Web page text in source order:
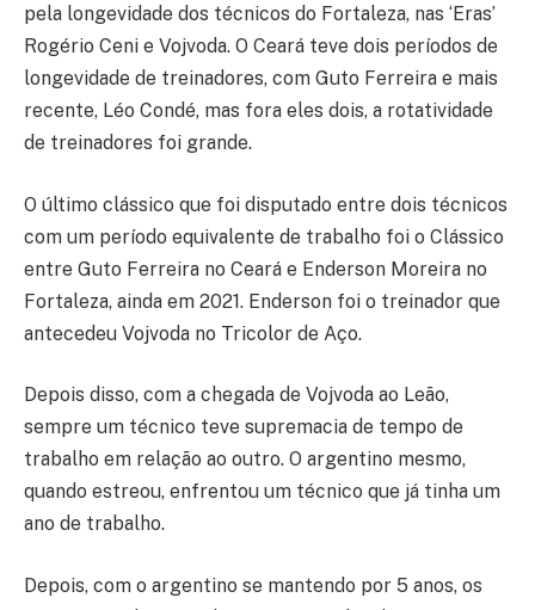
pela longevidade dos técnicos do Fortaleza, nas ‘Eras’
Rogério Ceni e Vojvoda. O Ceará teve dois períodos de
longevidade de treinadores, com Guto Ferreira e mais
recente, Léo Condé, mas fora eles dois, a rotatividade
de treinadores foi grande.
O último clássico que foi disputado entre dois técnicos
com um período equivalente de trabalho foi o Clássico
entre Guto Ferreira no Ceará e Enderson Moreira no
Fortaleza, ainda em 2021. Enderson foi o treinador que
antecedeu Vojvoda no Tricolor de Aço.
Depois disso, com a chegada de Vojvoda ao Leão,
sempre um técnico teve supremacia de tempo de
trabalho em relação ao outro. O argentino mesmo,
quando estreou, enfrentou um técnico que já tinha um
ano de trabalho.
Depois, com o argentino se mantendo por 5 anos, os